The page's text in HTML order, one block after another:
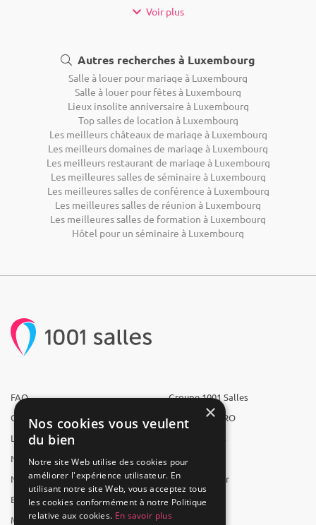
Voir plus
Autres recherches à Luxembourg
Salle à louer pour mariage à Luxembourg
Salle à louer pour fêtes à Luxembourg
Lieux insolite anniversaire à Luxembourg
Top salles de location à Luxembourg
Les meilleurs châteaux de mariage à Luxembourg
Les meilleurs domaines de mariage à Luxembourg
Les meilleurs restaurant de mariage à Luxembourg
Les meilleures salles de séminaire à Luxembourg
Les meilleures salles de conférence à Luxembourg
Les meilleures salles de réunion à Luxembourg
Les meilleures salles de formation à Luxembourg
Hôtel pour un séminaire à Luxembourg
FAQ
Qui sommes-nous ?
L'équipe
Nous recrutons
Nos partenaires
Espace presse
Mentions légales
Groupe 1001 Salles
1001 Salles PRO
1001 Traiteurs
1001 Artistes
Reserverunbar
MP2
×
Nos cookies vous veulent
du bien
Notre site Web utilise des cookies pour
améliorer l'expérience utilisateur. En
utilisant notre site Web, vous acceptez tous
les cookies conformément à notre Politique
relative aux cookies. En savoir plus